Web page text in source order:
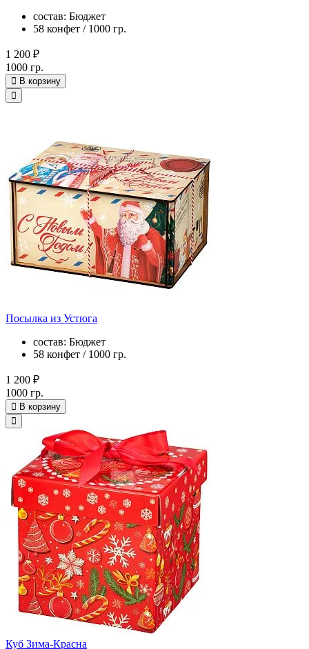
состав: Бюджет
58 конфет / 1000 гр.
1 200 ₽
1000 гр.
В корзину
Посылка из Устюга
состав: Бюджет
58 конфет / 1000 гр.
1 200 ₽
1000 гр.
В корзину
Куб Зима-Красна